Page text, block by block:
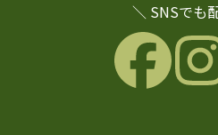
＼ SNSでも